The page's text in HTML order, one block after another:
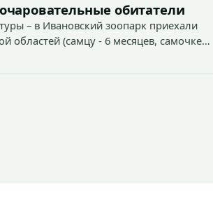
обитатели
– в Ивановский зоопарк приехали
областей (самцу - 6 месяцев, самочке